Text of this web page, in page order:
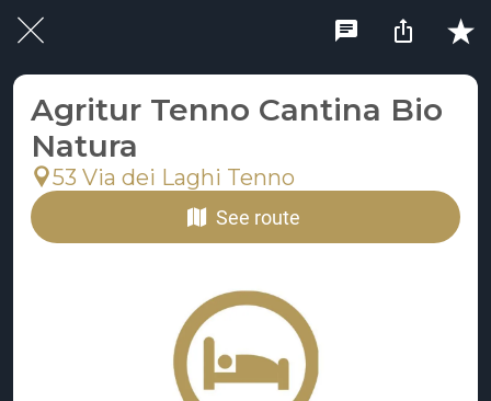
Agritur Tenno Cantina Bio
Natura
53 Via dei Laghi Tenno
See route